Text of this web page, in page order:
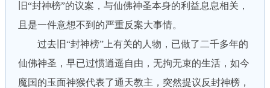
旧“封神榜”的议案，与仙佛神圣本身的利益息息相关，
且是一件意想不到的严重反案大事情。
过去旧“封神榜”上有关的人物，已做了二千多年的
仙佛神圣，早已过惯逍遥自由，无拘无束的生活，如今
魔国的玉面神猴代表了通天教主，突然提议反封神榜，